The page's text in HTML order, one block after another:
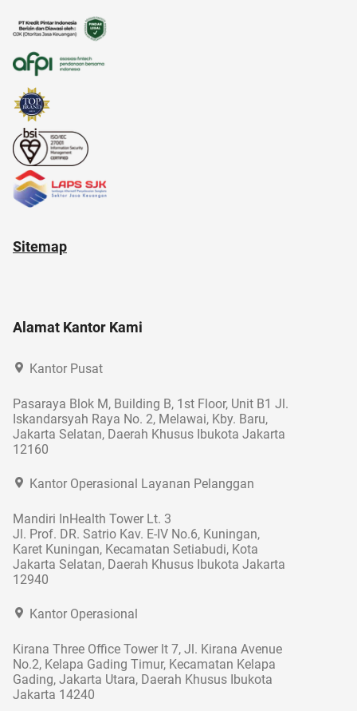
Sitemap
Alamat Kantor Kami
Kantor Pusat
Pasaraya Blok M, Building B, 1st Floor, Unit B1 Jl.
Iskandarsyah Raya No. 2, Melawai, Kby. Baru,
Jakarta Selatan, Daerah Khusus Ibukota Jakarta
12160
Kantor Operasional Layanan Pelanggan
Mandiri InHealth Tower Lt. 3
Jl. Prof. DR. Satrio Kav. E-IV No.6, Kuningan,
Karet Kuningan, Kecamatan Setiabudi, Kota
Jakarta Selatan, Daerah Khusus Ibukota Jakarta
12940
Kantor Operasional
Kirana Three Office Tower lt 7, Jl. Kirana Avenue
No.2, Kelapa Gading Timur, Kecamatan Kelapa
Gading, Jakarta Utara, Daerah Khusus Ibukota
Jakarta 14240